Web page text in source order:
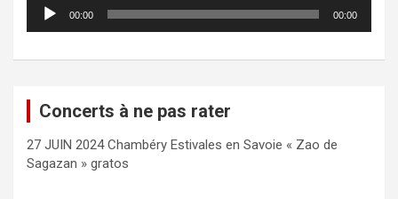
Lecteur
audio
00:00 00:00
Concerts à ne pas rater
27 JUIN 2024 Chambéry Estivales en Savoie « Zao de
Sagazan » gratos